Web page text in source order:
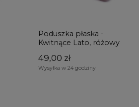
Poduszka płaska -
Kwitnące Lato, różowy
49,00 zł
Wysyłka w 24 godziny